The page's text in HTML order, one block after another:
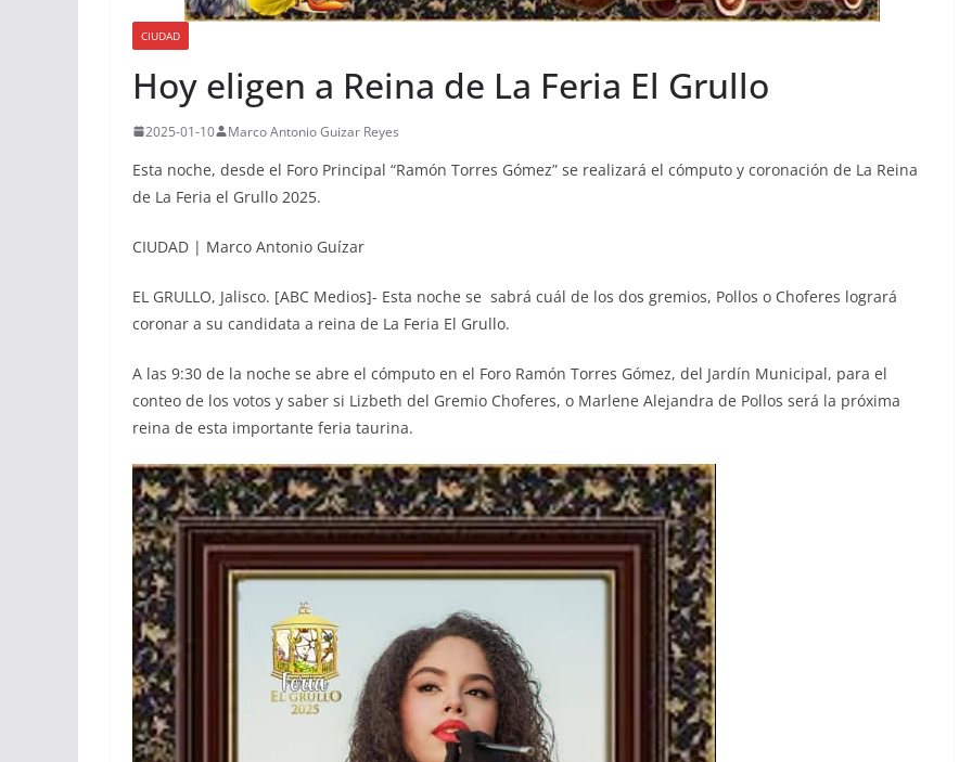
CIUDAD
Hoy eligen a Reina de La Feria El Grullo
2025-01-10 Marco Antonio Guizar Reyes
Esta noche, desde el Foro Principal “Ramón Torres Gómez” se realizará el cómputo y coronación de La Reina
de La Feria el Grullo 2025.
CIUDAD | Marco Antonio Guízar
EL GRULLO, Jalisco. [ABC Medios]- Esta noche se sabrá cuál de los dos gremios, Pollos o Choferes logrará
coronar a su candidata a reina de La Feria El Grullo.
A las 9:30 de la noche se abre el cómputo en el Foro Ramón Torres Gómez, del Jardín Municipal, para el
conteo de los votos y saber si Lizbeth del Gremio Choferes, o Marlene Alejandra de Pollos será la próxima
reina de esta importante feria taurina.